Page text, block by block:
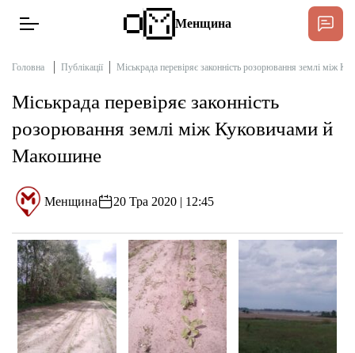
Новини
Тексти
Публікації
Про нас
Бюджет
Підтримати
Менщина
Головна Публікації Міськрада перевіряє законність розорювання землі між
Міськрада перевіряє законність
розорювання землі між Куковичами й
Макошине
Менщина 20 Тра 2020 | 12:45